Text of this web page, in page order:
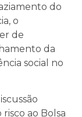
do
o
de
da
social no
risco ao Bolsa